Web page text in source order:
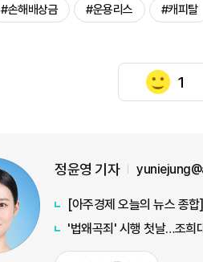
#손해배상금 #운용리스 #캐피탈
1
정윤영 기자
'법왜곡죄' 시행 첫날…조희